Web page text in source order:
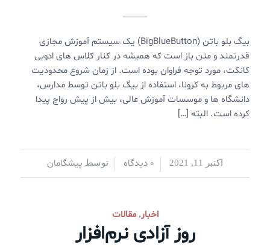
بیگ بلو باتن (BigBlueButton) یک سیستم آموزش مجازی
قدرتمند و متن باز است که همیشه در کنار کلاس های ادوبی
کانکت، مورد توجه فراوان بوده است. از زمان شروع محدودیت
های مربوط به کرونا، استفاده از بیگ بلو باتن توسط مدارس،
دانشگاه ها و موسسات آموزش عالی، بیش از پیش رواج پیدا
کرده است. البته […]
اکتبر 11, 2021 / 0 دیدگاه/ توسط پیشگامان
اخبار,مقالات
روز آزادی نرم‌افزار